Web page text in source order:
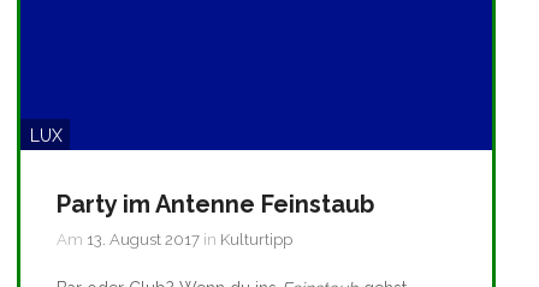
LUX
Party im Antenne Feinstaub
Am 13. August 2017 in Kulturtipp